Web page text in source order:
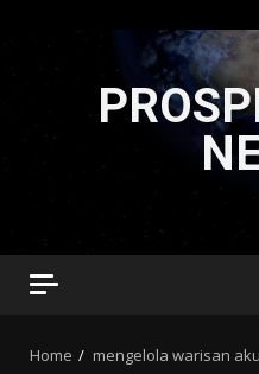
Home mengelola warisan